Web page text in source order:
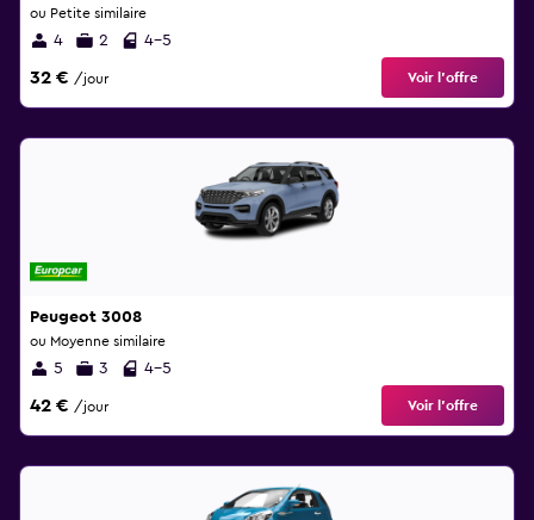
ou Petite similaire
4 2 4-5
32 € /jour Voir l’offre
Peugeot 3008
ou Moyenne similaire
5 3 4-5
42 € /jour Voir l’offre